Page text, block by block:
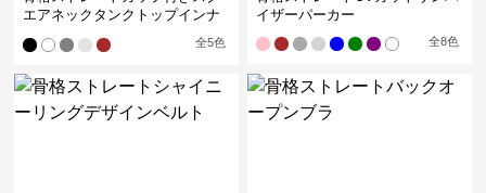
エアネックタンクトップインナ
全5色
イザーパーカー
全8色